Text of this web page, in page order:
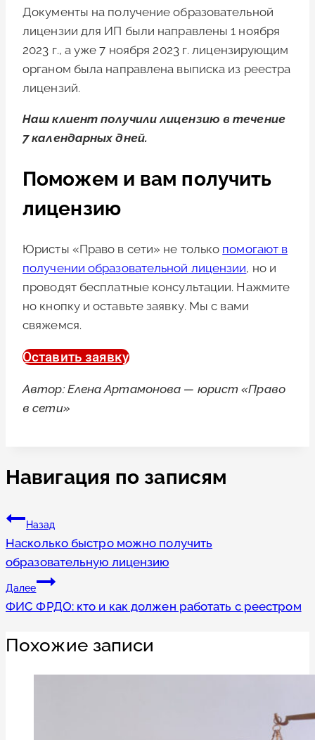
Документы на получение образовательной
лицензии для ИП были направлены 1 ноября
2023 г., а уже 7 ноября 2023 г. лицензирующим
органом была направлена выписка из реестра
лицензий.
Наш клиент получили лицензию в течение
7 календарных дней.
Поможем и вам получить
лицензию
Юристы «Право в сети» не только помогают в
получении образовательной лицензии, но и
проводят бесплатные консультации. Нажмите
но кнопку и оставьте заявку. Мы с вами
свяжемся.
Оставить заявку
Автор: Елена Артамонова — юрист «Право
в сети»
Навигация по записям
Назад
Насколько быстро можно получить
образовательную лицензию
Далее
ФИС ФРДО: кто и как должен работать с реестром
Похожие записи